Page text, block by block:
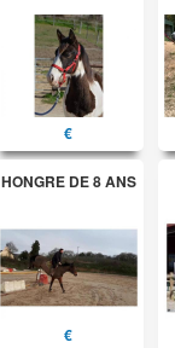
€
HONGRE DE 8 ANS
€